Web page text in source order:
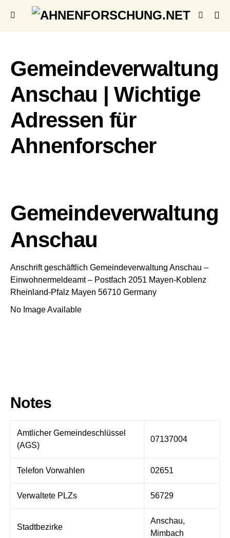
Gemeindeverwaltung
Anschau | Wichtige
Adressen für
Ahnenforscher
Gemeindeverwaltung
Anschau
Anschrift geschäftlich Gemeindeverwaltung Anschau –
Einwohnermeldeamt – Postfach 2051 Mayen-Koblenz
Rheinland-Pfalz Mayen 56710 Germany
No Image Available
Notes
Amtlicher Gemeindeschlüssel
(AGS)
07137004
Telefon Vorwahlen 02651
Verwaltete PLZs 56729
Stadtbezirke
Anschau,
Mimbach